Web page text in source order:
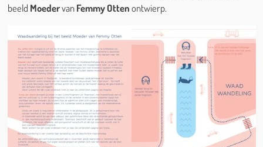
beeld MoedervanFemmy Ottenontwierp.